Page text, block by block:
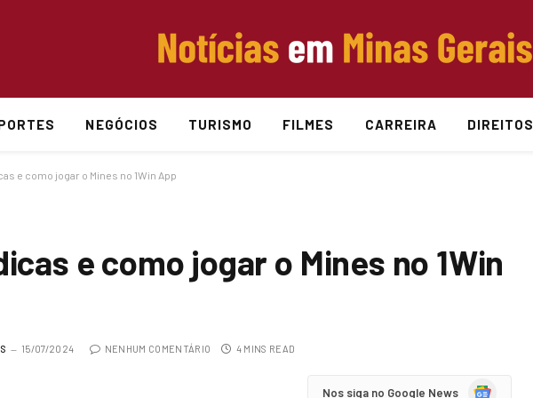
NEGÓCIOS TURISMO FILMES CARREIRA DIREITOS
e como jogar o Mines no 1Win App
e como jogar o Mines no 1Win
15/07/2024 NENHUM COMENTÁRIO 4 MINS READ
Nos siga no Google News Google